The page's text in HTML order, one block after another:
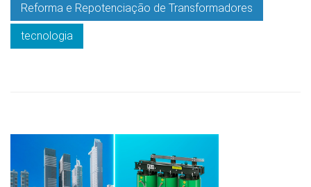
Reforma e Repotenciação de Transformadores
tecnologia